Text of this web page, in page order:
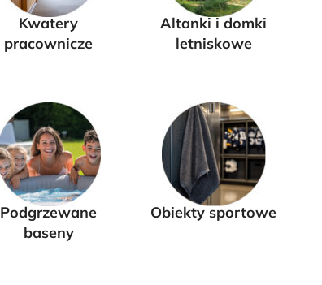
Kwatery
pracownicze
Altanki i domki
letniskowe
Podgrzewane
baseny
Obiekty sportowe